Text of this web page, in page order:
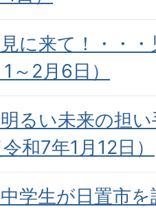
に来て！・・
～2月6日）
るい未来の担
和7年1月12日）
学生が日置市